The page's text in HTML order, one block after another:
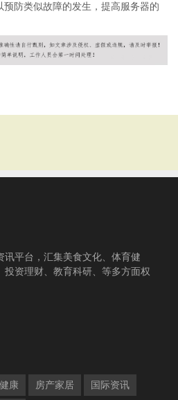
防类似故障的发生，提高服务器的
讯平台，汇集美食文化、体育健
投资理财、教育科研、等多方面权
康 房产家居 国际资讯